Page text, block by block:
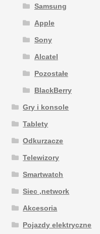
Samsung
Apple
Sony
Alcatel
Pozostałe
BlackBerry
Gry i konsole
Tablety
Odkurzacze
Telewizory
Smartwatch
Siec ,network
Akcesoria
Pojazdy elektryczne